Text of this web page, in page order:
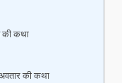
की कथा
की कथा